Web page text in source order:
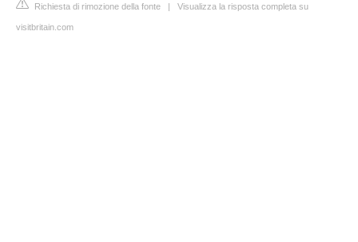
Richiesta di rimozione della fonte | Visualizza la risposta completa su
visitbritain.com